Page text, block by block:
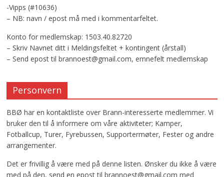
-Vipps (#10636)
– NB: navn / epost må med i kommentarfeltet.
Konto for medlemskap: 1503.40.82720
– Skriv Navnet ditt i Meldingsfeltet + kontingent (årstall)
– Send epost til brannoest@gmail.com, emnefelt medlemskap
Personvern
BBØ har en kontaktliste over Brann-interesserte medlemmer. Vi
bruker den til å informere om våre aktiviteter; Kamper,
Fotballcup, Turer, Fyrebussen, Supportermøter, Fester og andre
arrangementer.
Det er frivillig å være med på denne listen. Ønsker du ikke å være
med på den, send en epost til brannoest@gmail.com med